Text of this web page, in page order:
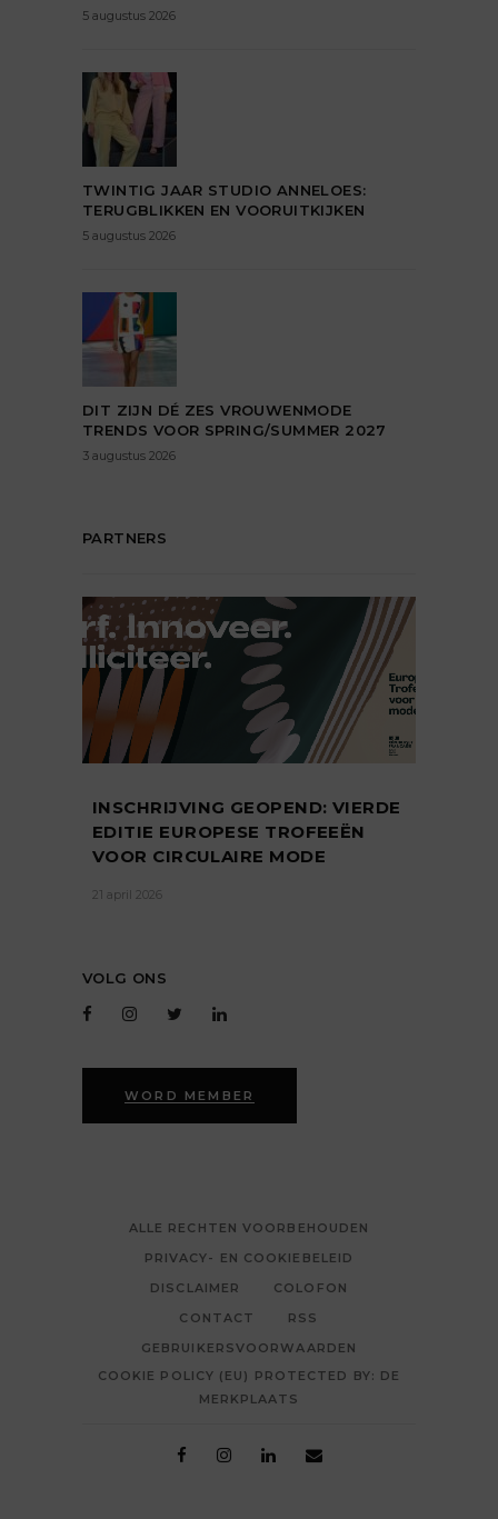
5 augustus 2026
TWINTIG JAAR STUDIO ANNELOES:
TERUGBLIKKEN EN VOORUITKIJKEN
5 augustus 2026
DIT ZIJN DÉ ZES VROUWENMODE
TRENDS VOOR SPRING/SUMMER 2027
3 augustus 2026
PARTNERS
INSCHRIJVING GEOPEND: VIERDE
EDITIE EUROPESE TROFEEËN
VOOR CIRCULAIRE MODE
21 april 2026
VOLG ONS
WORD MEMBER
ALLE RECHTEN VOORBEHOUDEN
PRIVACY- EN COOKIEBELEID
DISCLAIMER
COLOFON
CONTACT
RSS
GEBRUIKERSVOORWAARDEN
COOKIE POLICY (EU) PROTECTED BY: DE
MERKPLAATS